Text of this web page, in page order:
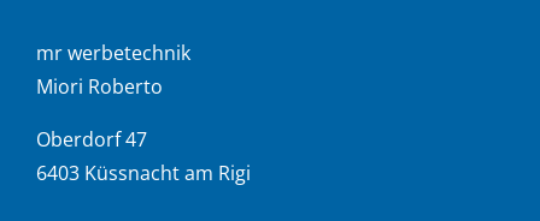
mr werbetechnik
Miori Roberto
Oberdorf 47
6403 Küssnacht am Rigi